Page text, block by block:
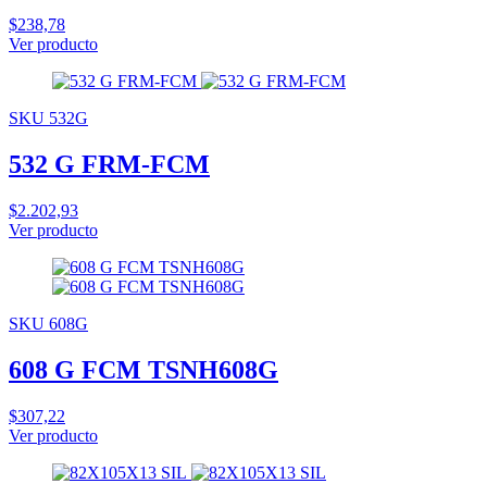
$238,78
Ver producto
SKU 532G
532 G FRM-FCM
$2.202,93
Ver producto
SKU 608G
608 G FCM TSNH608G
$307,22
Ver producto